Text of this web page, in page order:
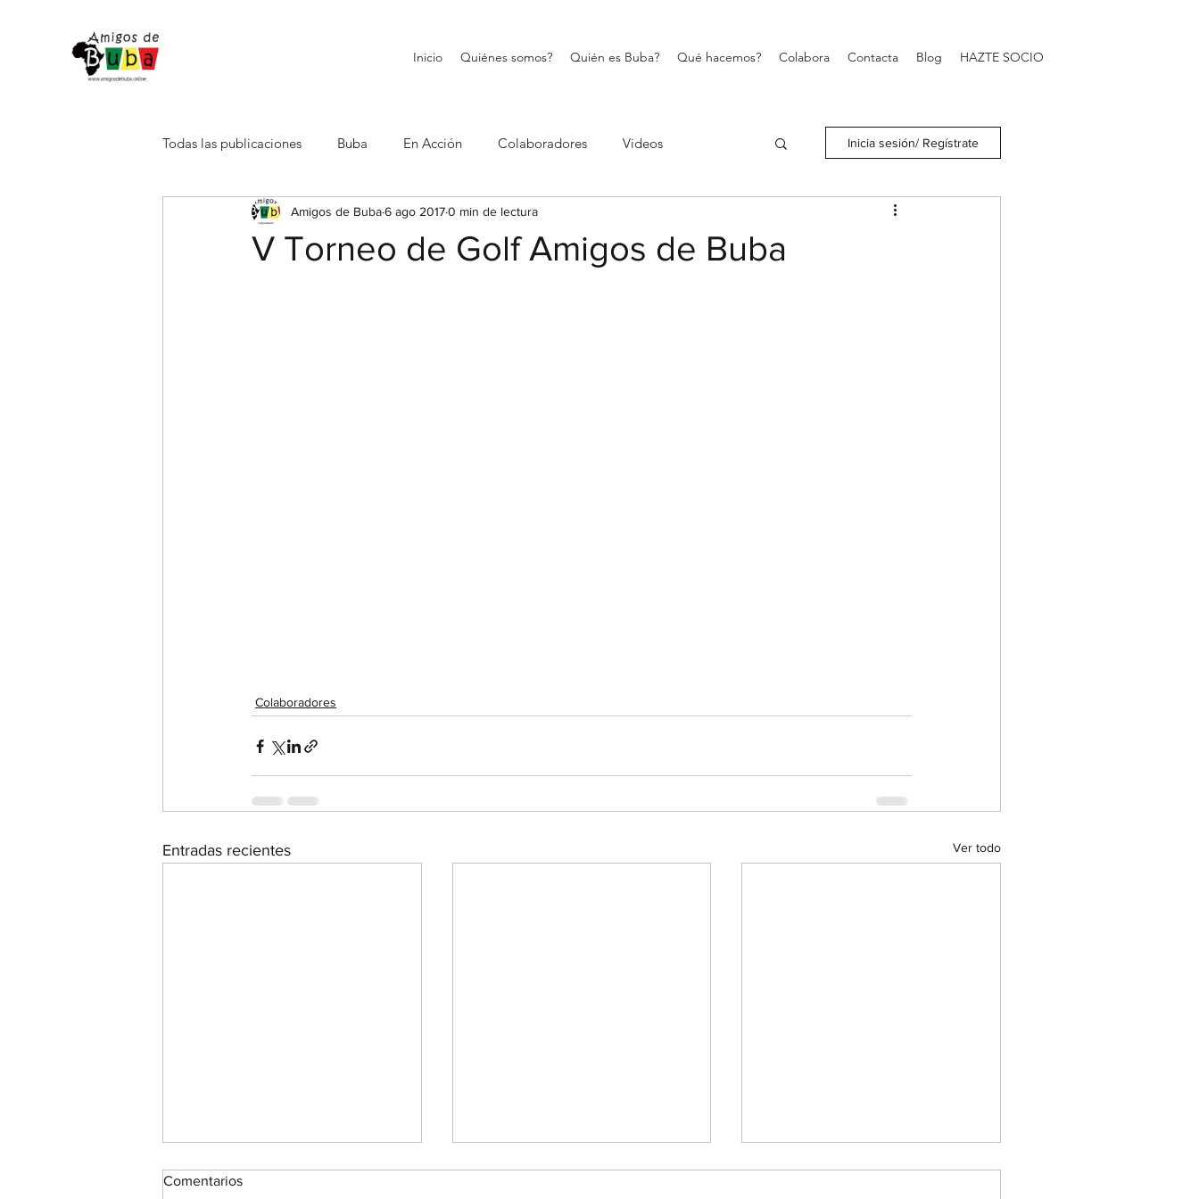
Inicio Quiénes somos? Quién es Buba? Qué hacemos? Colabora Contacta Blog HAZTE SOCIO
Todas las publicaciones Buba En Acción Colaboradores Videos Inicia sesión/ Regístrate
V Torneo de Golf Amigos de Buba
Amigos de Buba6 ago 20170 min de lectura
Colaboradores
Entradas recientes Ver todo
Comentarios